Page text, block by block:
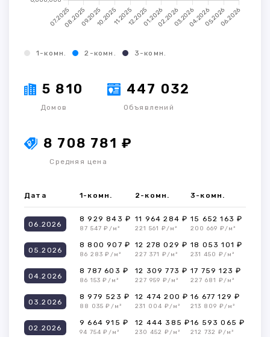
1-комн. 2-комн. 3-комн.
5 810
Домов
447 032
Объявлений
8 708 781 ₽
Средняя цена
Дата 1-комн. 2-комн. 3-комн.
06.2026
8 929 843 ₽
87 547 ₽/м²
11 964 284 ₽
221 561 ₽/м²
15 652 163 ₽
200 669 ₽/м²
05.2026
8 800 907 ₽
86 283 ₽/м²
12 278 029 ₽
227 371 ₽/м²
18 053 101 ₽
231 450 ₽/м²
04.2026
8 787 603 ₽
86 153 ₽/м²
12 309 773 ₽
227 959 ₽/м²
17 759 123 ₽
227 681 ₽/м²
03.2026
8 979 523 ₽
88 035 ₽/м²
12 474 200 ₽
231 004 ₽/м²
16 677 129 ₽
213 809 ₽/м²
02.2026
9 664 915 ₽
94 754 ₽/м²
12 444 385 ₽
230 452 ₽/м²
16 593 065 ₽
212 732 ₽/м²